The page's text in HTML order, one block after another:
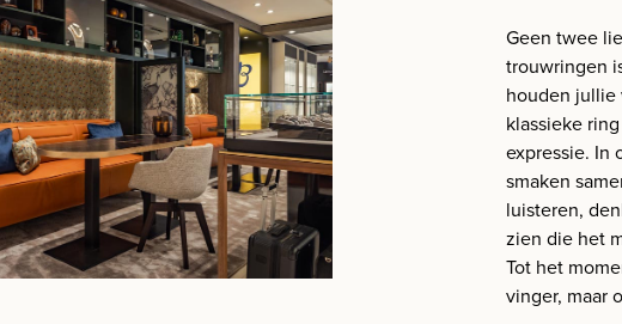
Geen twee
trouwringen
houden jullie
klassieke
expressie. In
smaken
luisteren,
zien die het
Tot het
vinger, maar